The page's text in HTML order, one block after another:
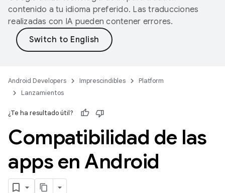
contenido a tu idioma preferido. Las traducciones
realizadas con IA pueden contener errores.
Android Developers Imprescindibles
Platform
Lanzamientos
¿Te ha resultado útil?
Compatibilidad de las
apps en Android